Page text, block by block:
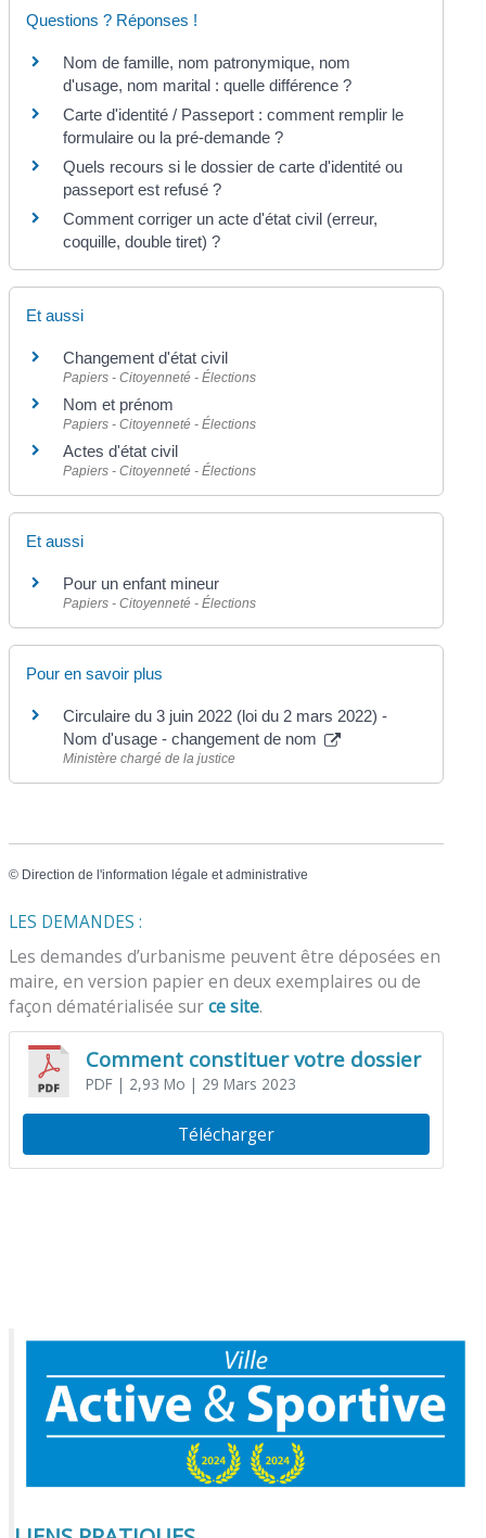
Questions ? Réponses !
Nom de famille, nom patronymique, nom
d'usage, nom marital : quelle différence ?
Carte d'identité / Passeport : comment remplir le
formulaire ou la pré-demande ?
Quels recours si le dossier de carte d'identité ou
passeport est refusé ?
Comment corriger un acte d'état civil (erreur,
coquille, double tiret) ?
Et aussi
Changement d'état civil
Papiers - Citoyenneté - Élections
Nom et prénom
Papiers - Citoyenneté - Élections
Actes d'état civil
Papiers - Citoyenneté - Élections
Et aussi
Pour un enfant mineur
Papiers - Citoyenneté - Élections
Pour en savoir plus
Circulaire du 3 juin 2022 (loi du 2 mars 2022) -
Nom d'usage - changement de nom
Ministère chargé de la justice
© Direction de l'information légale et administrative
LES DEMANDES :
Les demandes d’urbanisme peuvent être déposées en
maire, en version papier en deux exemplaires ou de
façon dématérialisée surce site.
Comment constituer votre dossier
PDF| 2,93 Mo | 29 Mars 2023
Télécharger